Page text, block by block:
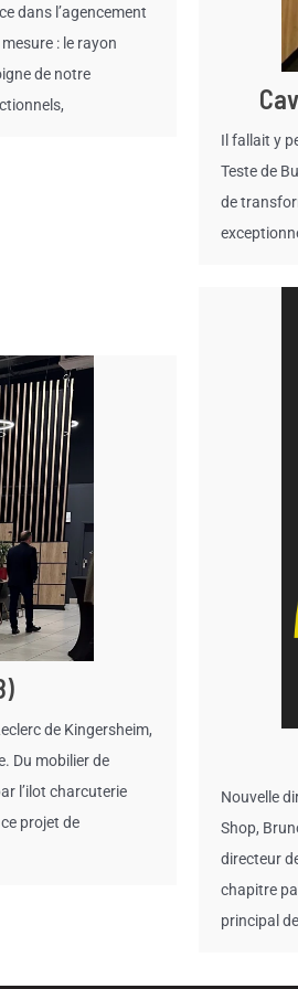
dans l’agencement
: le rayon
de notre
Il fallait y
Teste de
de
de Kingersheim,
Du mobilier de
l’ilot charcuterie
projet de
Nouvelle
Shop,
directeur
chapitre
principal